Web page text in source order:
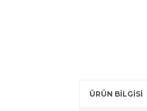
ÜRÜN BİLGİSİ